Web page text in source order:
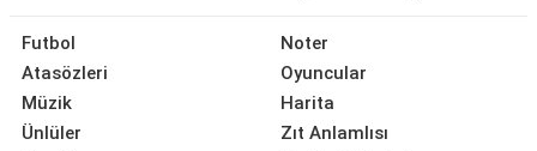
Futbol
Atasözleri
Müzik
Ünlüler
Noter
Oyuncular
Harita
Zıt Anlamlısı